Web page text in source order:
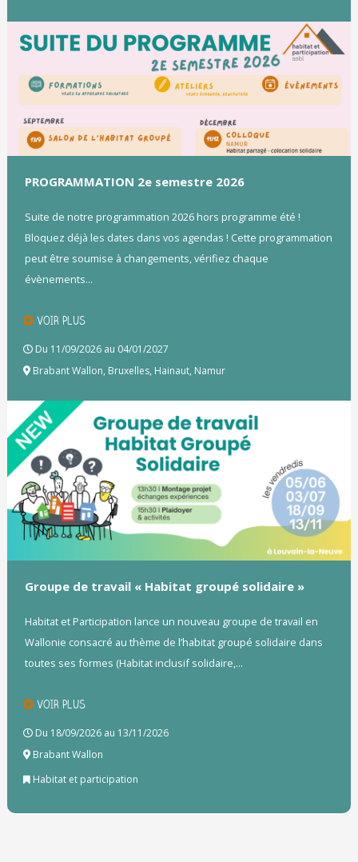
PROGRAMMATION 2e semestre 2026
Suite de notre programmation 2026 hors programme été !
Bloquez déjà les dates dans vos agendas ! Cette programmation
peut être soumise à changements, vérifiez chaque
évènements...
VOIR PLUS
Du 11/09/2026 au 04/01/2027
Brabant Wallon, Bruxelles, Hainaut, Namur
Groupe de travail « Habitat groupé solidaire »
Habitat et Participation lance un nouveau groupe de travail en
Wallonie consacré au thème de l’habitat groupé solidaire dans
toutes ses formes (Habitat inclusif solidaire,...
VOIR PLUS
Du 18/09/2026 au 13/11/2026
Brabant Wallon
Habitat et participation